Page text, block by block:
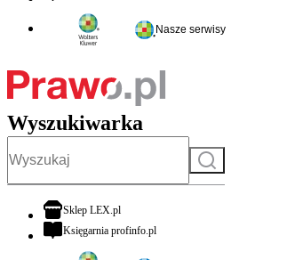
Nasze serwisy
Wyszukiwarka
Szukaj
Sklep LEX.plotwiera się w nowej karcie
Księgarnia profinfo.plotwiera się w nowej karcie